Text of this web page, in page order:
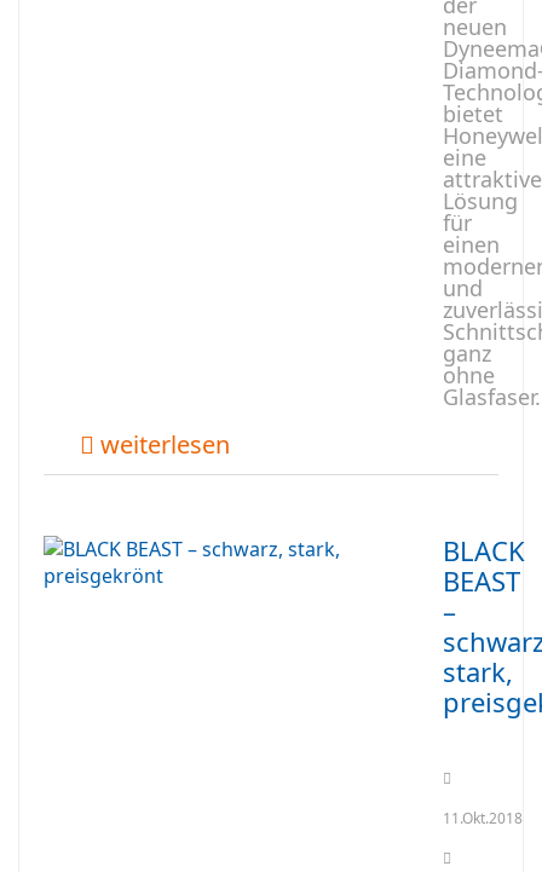
neuen
bietet
eine
attraktive
Lösung
für
einen
und
ganz
ohne
Glasfaser.
weiterlesen
BLACK
BEAST
–
stark,
11.Okt.2018